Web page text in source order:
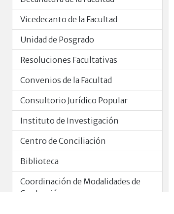
Vicedecanto de la Facultad
Unidad de Posgrado
Resoluciones Facultativas
Convenios de la Facultad
Consultorio Jurídico Popular
Instituto de Investigación
Centro de Conciliación
Biblioteca
Coordinación de Modalidades de
Graduación